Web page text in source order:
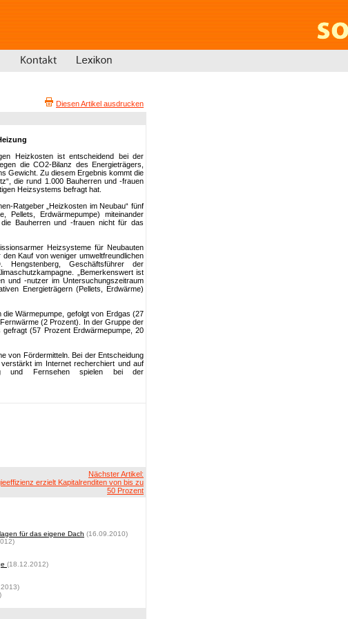
Diesen Artikel ausdrucken
Heizkosten ist entscheidend bei der
die CO2-Bilanz des Energieträgers,
Gewicht. Zu diesem Ergebnis kommt die
die rund 1.000 Bauherren und -frauen
Heizsystems befragt hat.
Ratgeber „Heizkosten im Neubau“ fünf
Pellets, Erdwärmepumpe) miteinander
Bauherren und -frauen nicht für das
Heizsysteme für Neubauten
Kauf von weniger umweltfreundlichen
Geschäftsführer der
„Bemerkenswert ist
und -nutzer im Untersuchungszeitraum
Energieträgern (Pellets, Erdwärme)
Wärmepumpe, gefolgt von Erdgas (27
(2 Prozent). In der Gruppe der
(57 Prozent Erdwärmepumpe, 20
von Fördermitteln. Bei der Entscheidung
im Internet recherchiert und auf
und Fernsehen spielen bei der
Nächster Artikel:
erzielt Kapitalrenditen von bis zu
50 Prozent
für das eigene Dach (16.09.2010)
(18.12.2012)